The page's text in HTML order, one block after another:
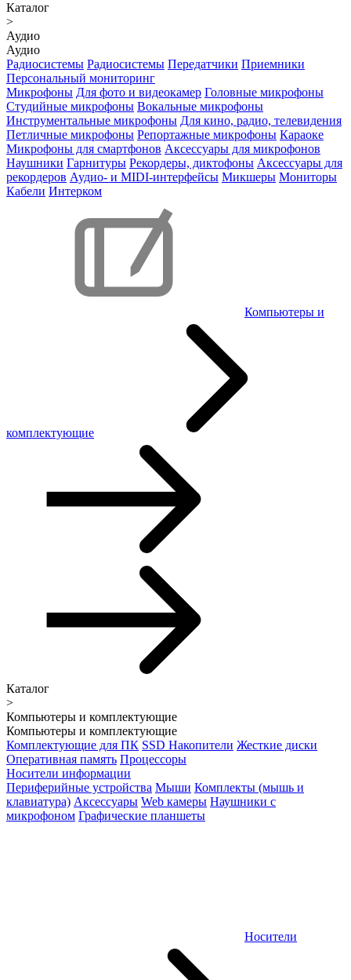
Каталог
>
Аудио
Аудио
Радиосистемы Радиосистемы Передатчики Приемники
Персональный мониторинг
Микрофоны Для фото и видеокамер Головные микрофоны
Студийные микрофоны Вокальные микрофоны
Инструментальные микрофоны Для кино, радио, телевидения
Петличные микрофоны Репортажные микрофоны Караоке
Микрофоны для смартфонов Аксессуары для микрофонов
Наушники Гарнитуры Рекордеры, диктофоны Аксессуары для
рекордеров Аудио- и MIDI-интерфейсы Микшеры Мониторы
Кабели Интерком
Компьютеры и
комплектующие
Каталог
>
Компьютеры и комплектующие
Компьютеры и комплектующие
Комплектующие для ПК SSD Накопители Жесткие диски
Оперативная память Процессоры
Носители информации
Периферийные устройства Мыши Комплекты (мышь и
клавиатура) Аксессуары Web камеры Наушники с
микрофоном Графические планшеты
Носители